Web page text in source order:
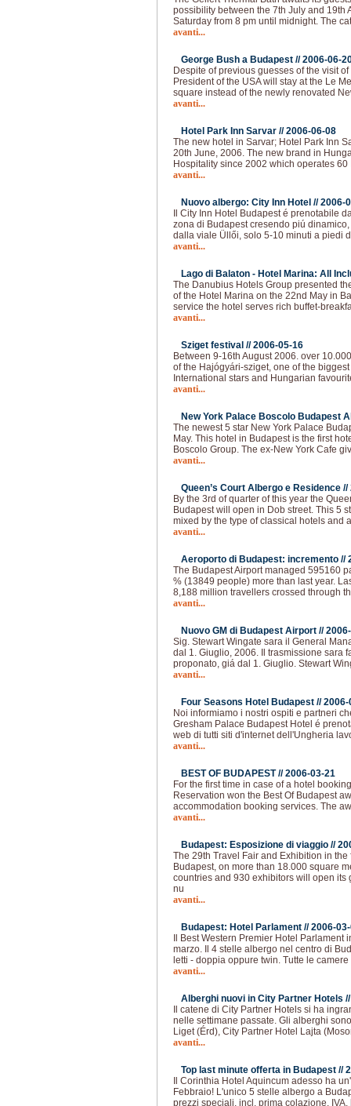
possibility between the 7th July and 19th
Saturday from 8 pm until midnight. The
avanti...
George Bush a Budapest //2006-06-
Despite of previous guesses of the visit
President of the USA will stay at the Le
square instead of the newly renovated
avanti...
Hotel Park Inn Sarvar //2006-06-08
The new hotel in Sarvar; Hotel Park Inn
20th June, 2006. The new brand in
Hospitality since 2002 which operates 60
avanti...
Nuovo albergo: City Inn Hotel //2006-
Il City Inn Hotel Budapest é prenotabile
zona di Budapest cresendo piú
dalla viale Üllői, solo 5-10 minuti a piedi
avanti...
Lago di Balaton - Hotel Marina: All
The Danubius Hotels Group presented
of the Hotel Marina on the 22nd May in
service the hotel serves rich buffet-
avanti...
Sziget festival //2006-05-16
Between 9-16th August 2006. over
of the Hajógyári-sziget, one of the
International stars and Hungarian
avanti...
New York Palace Boscolo Budapest
The newest 5 star New York Palace
May. This hotel in Budapest is the first
Boscolo Group. The ex-New York Cafe
avanti...
Queen’s Court Albergo e Residence //
By the 3rd of quarter of this year the
Budapest will open in Dob street. This 5
mixed by the type of classical hotels and
avanti...
Aeroporto di Budapest: incremento //
The Budapest Airport managed 595160
% (13849 people) more than last year.
8,188 million travellers crossed through
avanti...
Nuovo GM di Budapest Airport //
Sig. Stewart Wingate sara il General
dal 1. Giuglio, 2006. Il trasmissione sara
proponato, giá dal 1. Giuglio. Stewart
avanti...
Four Seasons Hotel Budapest //2006-
Noi informiamo i nostri ospiti e partneri
Gresham Palace Budapest Hotel é
web di tutti siti d'internet dell'Ungheria
avanti...
BEST OF BUDAPEST //2006-03-21
For the first time in case of a hotel
Reservation won the Best Of Budapest
accommodation booking services. The
avanti...
Budapest: Esposizione di viaggio //
The 29th Travel Fair and Exhibition in
Budapest, on more than 18.000 square
countries and 930 exhibitors will open its
nu
avanti...
Budapest: Hotel Parlament //2006-
Il Best Western Premier Hotel
marzo. Il 4 stelle albergo nel centro di
letti - doppia oppure twin. Tutte le
avanti...
Alberghi nuovi in City Partner Hotels
Il catene di City Partner Hotels si ha
nelle settimane passate. Gli alberghi
Liget (Érd), City Partner Hotel Lajta
avanti...
Top last minute offerta in Budapest //
Il Corinthia Hotel Aquincum adesso ha
Febbraio! L'unico 5 stelle albergo a
prezzi speciali, incl. prima colazione,